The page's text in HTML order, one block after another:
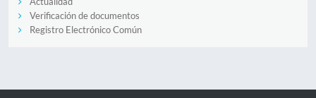
Verificación de documentos
Registro Electrónico Común